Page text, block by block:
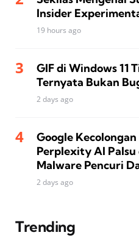
Insider
19 hours ago
GIF di Windows 11
Ternyata Bukan
2 days ago
Google
Perplexity AI
Malware Pencuri
2 days ago
Trending